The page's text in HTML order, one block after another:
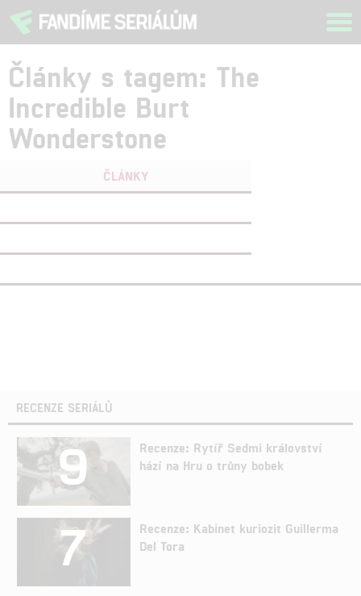
Články s tagem: The
Incredible Burt
Wonderstone
ČLÁNKY
RECENZE SERIÁLŮ
9
Recenze: Rytíř Sedmi království
hází na Hru o trůny bobek
7
Recenze: Kabinet kuriozit Guillerma
Del Tora